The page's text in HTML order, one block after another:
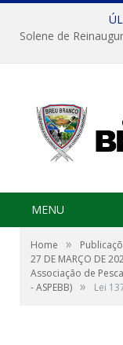
MENU
Home »
27 DE MARÇO DE
Associação de
- ASPEBB) » Lei